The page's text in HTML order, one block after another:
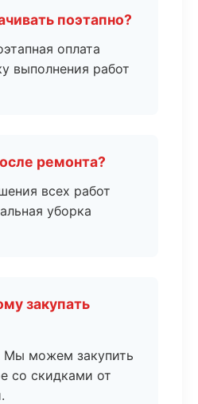
поэтапно?
оплата
выполнения работ
ремонта?
всех работ
уборка
закупать
Мы можем закупить
со скидками от